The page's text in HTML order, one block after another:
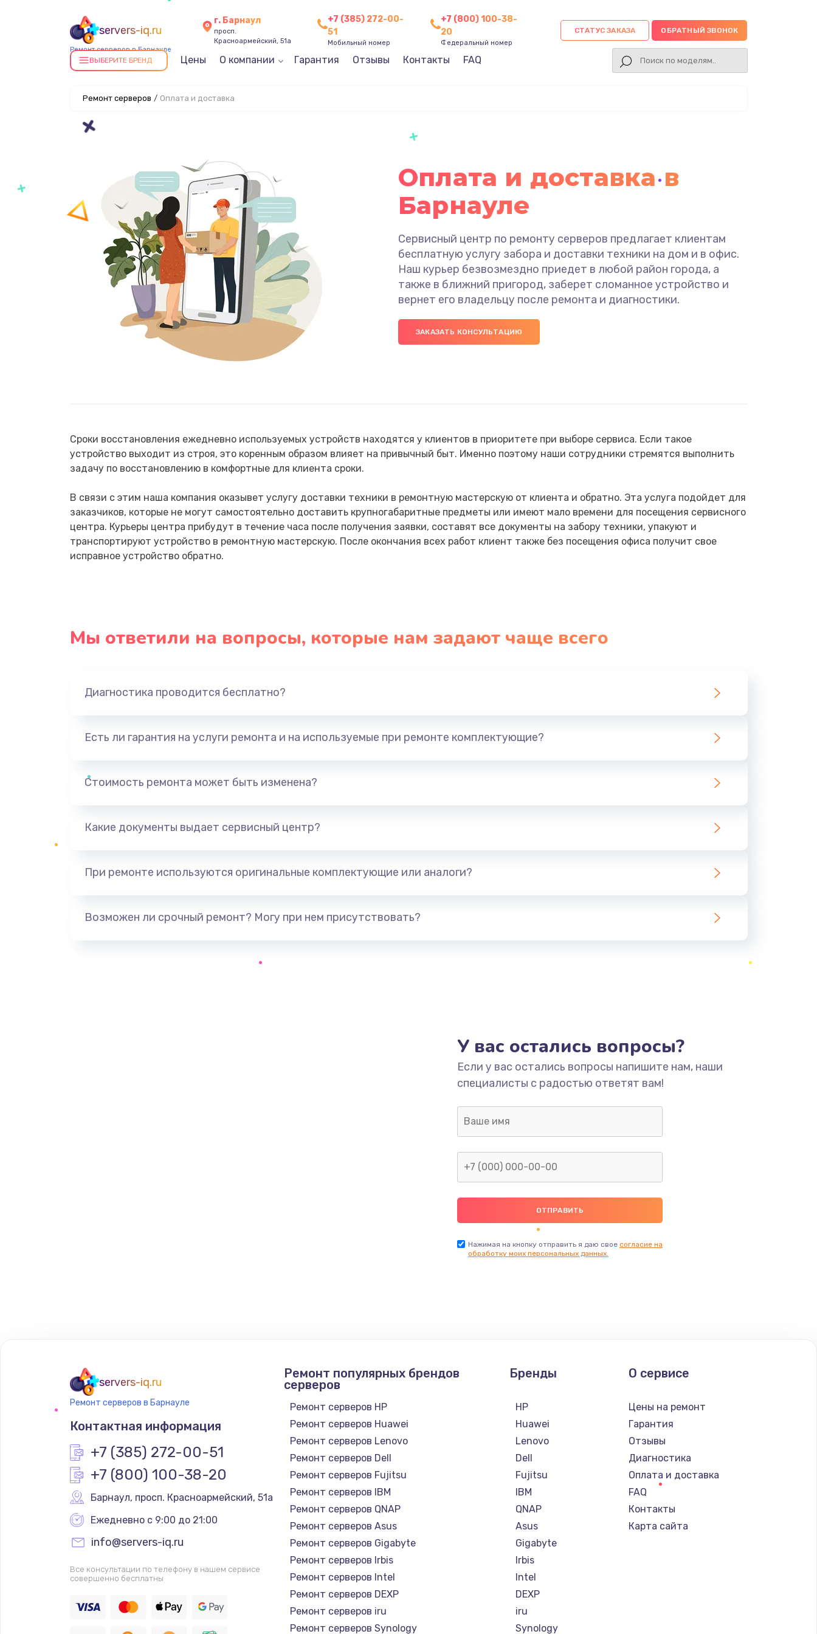
servers-iq.ru
Ремонт серверов в Барнауле
г. Барнаул
просп.
Красноармейский, 51а
+7 (385) 272-00-
51
Мобильный номер
+7 (800) 100-38-
20
Федеральный номер
СТАТУС ЗАКАЗА ОБРАТНЫЙ ЗВОНОК
ВЫБЕРИТЕ БРЕНД Цены О компании Гарантия Отзывы Контакты FAQ
Ремонт серверов / Оплата и доставка
Оплата и доставка в
Барнауле
Сервисный центр по ремонту серверов предлагает клиентам
бесплатную услугу забора и доставки техники на дом и в офис.
Наш курьер безвозмездно приедет в любой район города, а
также в ближний пригород, заберет сломанное устройство и
вернет его владельцу после ремонта и диагностики.
ЗАКАЗАТЬ КОНСУЛЬТАЦИЮ
Сроки восстановления ежедневно используемых устройств находятся у клиентов в приоритете при выборе сервиса. Если такое
устройство выходит из строя, это коренным образом влияет на привычный быт. Именно поэтому наши сотрудники стремятся выполнить
задачу по восстановлению в комфортные для клиента сроки.
В связи с этим наша компания оказывет услугу доставки техники в ремонтную мастерскую от клиента и обратно. Эта услуга подойдет для
заказчиков, которые не могут самостоятельно доставить крупногабаритные предметы или имеют мало времени для посещения сервисного
центра. Курьеры центра прибудут в течение часа после получения заявки, составят все документы на забору техники, упакуют и
транспортируют устройство в ремонтную мастерскую. После окончания всех работ клиент также без посещения офиса получит свое
исправное устройство обратно.
Мы ответили на вопросы, которые нам задают чаще всего
Диагностика проводится бесплатно?
Есть ли гарантия на услуги ремонта и на используемые при ремонте комплектующие?
Стоимость ремонта может быть изменена?
Какие документы выдает сервисный центр?
При ремонте используются оригинальные комплектующие или аналоги?
Возможен ли срочный ремонт? Могу при нем присутствовать?
У вас остались вопросы?
Если у вас остались вопросы напишите нам, наши
специалисты с радостью ответят вам!
Нажимая на кнопку отправить я даю свое согласие на
обработку моих персональных данных.
servers-iq.ru
Ремонт серверов в Барнауле
Контактная информация
+7 (385) 272-00-51
+7 (800) 100-38-20
Барнаул, просп. Красноармейский, 51а
Ежедневно с 9:00 до 21:00
info@servers-iq.ru
Все консультации по телефону в нашем сервисе
совершенно бесплатны
Ремонт популярных брендов
серверов
Ремонт серверов HP
Ремонт серверов Huawei
Ремонт серверов Lenovo
Ремонт серверов Dell
Ремонт серверов Fujitsu
Ремонт серверов IBM
Ремонт серверов QNAP
Ремонт серверов Asus
Ремонт серверов Gigabyte
Ремонт серверов Irbis
Ремонт серверов Intel
Ремонт серверов DEXP
Ремонт серверов iru
Ремонт серверов Synology
Бренды
HP
Huawei
Lenovo
Dell
Fujitsu
IBM
QNAP
Asus
Gigabyte
Irbis
Intel
DEXP
iru
Synology
О сервисе
Цены на ремонт
Гарантия
Отзывы
Диагностика
Оплата и доставка
FAQ
Контакты
Карта сайта